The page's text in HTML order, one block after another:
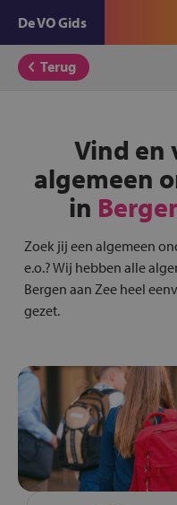
De VO Gids
Terug
Vind en
algemeen
in
Zoek jij een algemeen
e.o.? Wij hebben alle
Bergen aan Zee heel
gezet.